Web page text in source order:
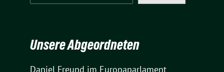
Unsere Abgeordneten
Daniel Freund im Europaparlament